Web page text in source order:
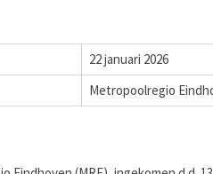
22 januari 2026
Metropoolregio